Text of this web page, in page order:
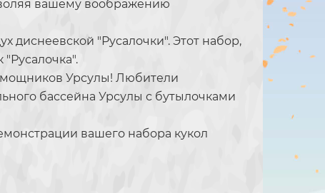
вашему воображению
диснеевской "Русалочки". Этот набор,
Урсулы! Любители
бассейна Урсулы с бутылочками
вашего набора кукол